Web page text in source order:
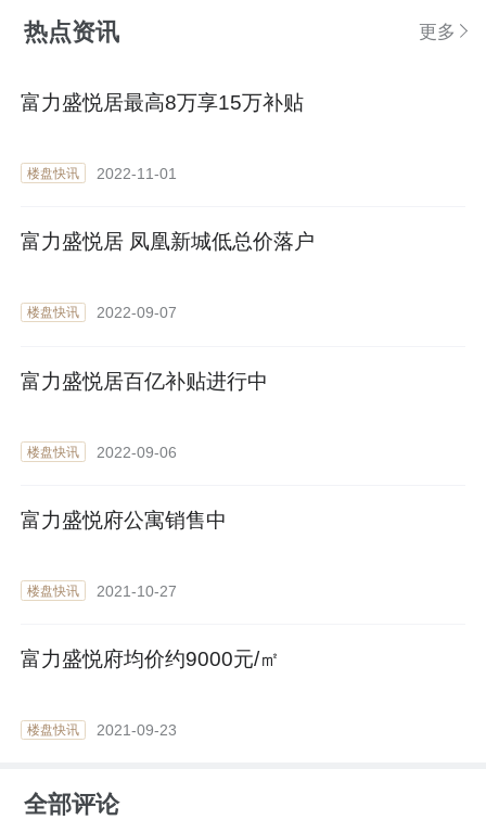
热点资讯 更多
富力盛悦居最高8万享15万补贴
楼盘快讯 2022-11-01
富力盛悦居 凤凰新城低总价落户
楼盘快讯 2022-09-07
富力盛悦居百亿补贴进行中
楼盘快讯 2022-09-06
富力盛悦府公寓销售中
楼盘快讯 2021-10-27
富力盛悦府均价约9000元/㎡
楼盘快讯 2021-09-23
全部评论